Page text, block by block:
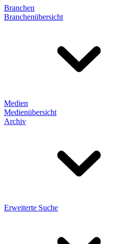
Branchen
Branchenübersicht
Medien
Medienübersicht
Archiv
Erweiterte Suche